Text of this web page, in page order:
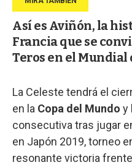
Así es Aviñón, la
Francia que se
Teros en el Mundial
La Celeste tendrá el
en la Copa del Mundo y
consecutiva tras jugar
en Japón 2019, torneo
resonante victoria